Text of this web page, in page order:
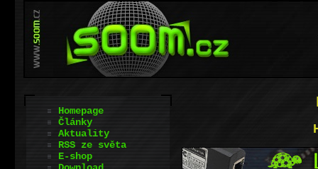
Homepage
Články
Aktuality
RSS ze světa
E-shop